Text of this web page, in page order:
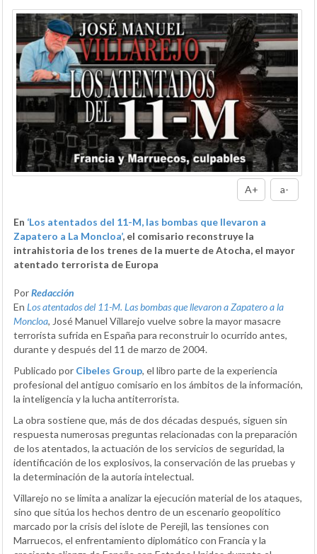
A+ a-
En ‘Los atentados del 11-M, las bombas que llevaron a
Zapatero a La Moncloa’, el comisario reconstruye la
intrahistoria de los trenes de la muerte de Atocha, el mayor
atentado terrorista de Europa
PorRedacción
En Los atentados del 11-M. Las bombas que llevaron a Zapatero a la
Moncloa, José Manuel Villarejo vuelve sobre la mayor masacre
terrorista sufrida en España para reconstruir lo ocurrido antes,
durante y después del 11 de marzo de 2004.
Publicado por Cibeles Group, el libro parte de la experiencia
profesional del antiguo comisario en los ámbitos de la información,
la inteligencia y la lucha antiterrorista.
La obra sostiene que, más de dos décadas después, siguen sin
respuesta numerosas preguntas relacionadas con la preparación
de los atentados, la actuación de los servicios de seguridad, la
identificación de los explosivos, la conservación de las pruebas y
la determinación de la autoría intelectual.
Villarejo no se limita a analizar la ejecución material de los ataques,
sino que sitúa los hechos dentro de un escenario geopolítico
marcado por la crisis del islote de Perejil, las tensiones con
Marruecos, el enfrentamiento diplomático con Francia y la